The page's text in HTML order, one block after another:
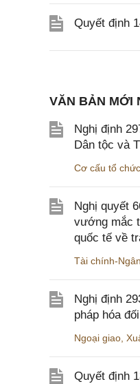
Quyết định
VĂN BẢN MỚI
Nghị định
Dân tộc và
Cơ cấu tổ chức
Nghị quyết
vướng mắc
quốc tế về
Tài chính-
Nghị định
pháp hóa
Ngoại giao
Quyết định